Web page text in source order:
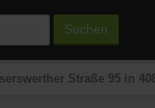
Suchen
Straße 95 in